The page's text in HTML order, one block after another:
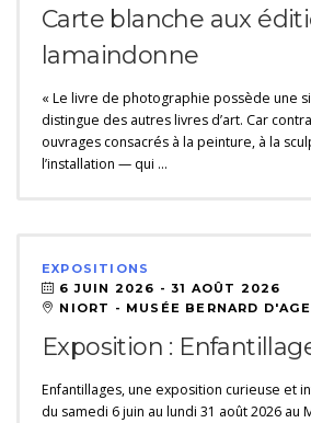
Carte blanche aux
lamaindonne
« Le livre de photographie possède une
distingue des autres livres d’art. Car
ouvrages consacrés à la peinture, à la
l’installation — qui …
EXPOSITIONS
6 JUIN 2026 - 31 AOÛT 2026
NIORT - MUSÉE BERNARD
Exposition :
Enfantillages, une exposition curieuse et
du samedi 6 juin au lundi 31 août 2026 au